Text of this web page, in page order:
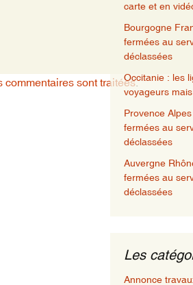
commentaires sont traitées.
carte et en
Bourgogne
fermées au
déclassées
Occitanie : les
voyageurs
Provence
fermées au
déclassées
Auvergne
fermées au
déclassées
Les
Annonce